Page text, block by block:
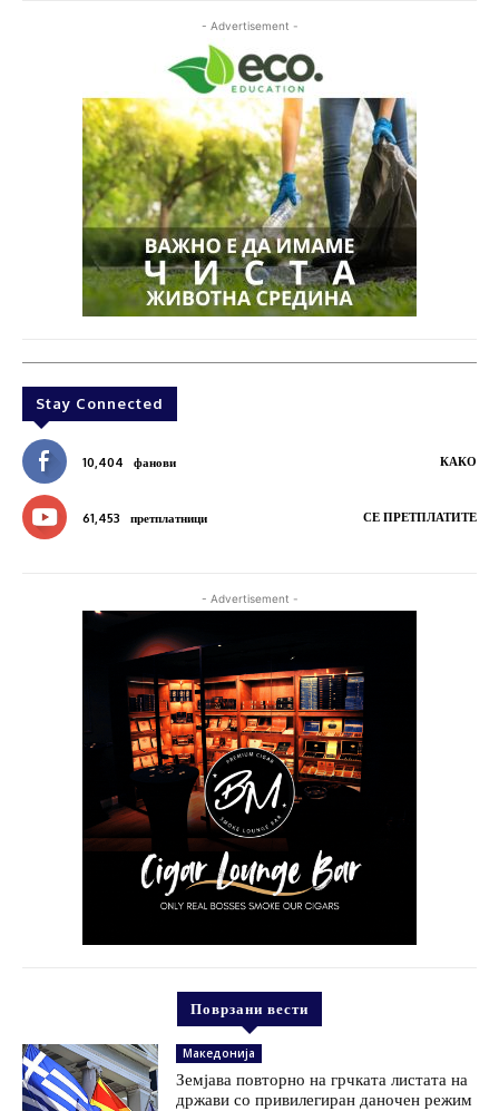
- Advertisement -
Stay Connected
10,404 фанови КАКО
61,453 претплатници СЕ ПРЕТПЛАТИТЕ
- Advertisement -
Поврзани вести
Македонија
Земјава повторно на грчката листата на
држави со привилегиран даночен режим